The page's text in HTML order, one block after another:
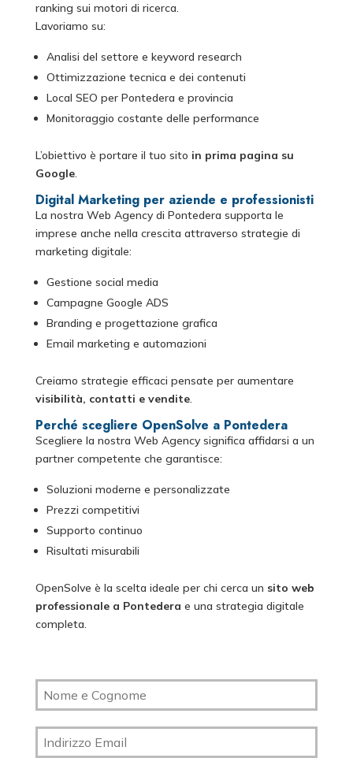
ranking sui motori di ricerca.
Lavoriamo su:
Analisi del settore e keyword research
Ottimizzazione tecnica e dei contenuti
Local SEO per Pontedera e provincia
Monitoraggio costante delle performance
L’obiettivo è portare il tuo sito in prima pagina su
Google.
Digital Marketing per aziende e professionisti
La nostra Web Agency di Pontedera supporta le
imprese anche nella crescita attraverso strategie di
marketing digitale:
Gestione social media
Campagne Google ADS
Branding e progettazione grafica
Email marketing e automazioni
Creiamo strategie efficaci pensate per aumentare
visibilità, contatti e vendite.
Perché scegliere OpenSolve a Pontedera
Scegliere la nostra Web Agency significa affidarsi a un
partner competente che garantisce:
Soluzioni moderne e personalizzate
Prezzi competitivi
Supporto continuo
Risultati misurabili
OpenSolve è la scelta ideale per chi cerca un sito web
professionale a Pontedera e una strategia digitale
completa.